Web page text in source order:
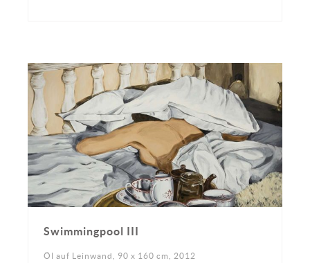
Swimmingpool III
Öl auf Leinwand, 90 x 160 cm, 2012